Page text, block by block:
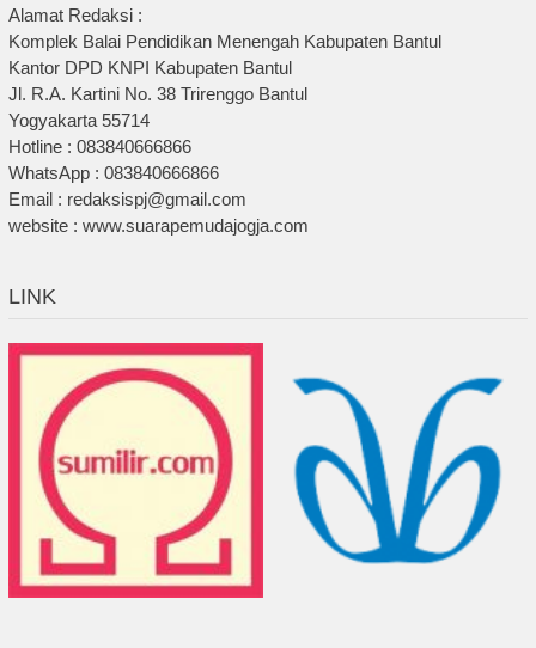
Alamat Redaksi :
Komplek Balai Pendidikan Menengah Kabupaten Bantul
Kantor DPD KNPI Kabupaten Bantul
Jl. R.A. Kartini No. 38 Trirenggo Bantul
Yogyakarta 55714
Hotline : 083840666866
WhatsApp : 083840666866
Email : redaksispj@gmail.com
website : www.suarapemudajogja.com
LINK